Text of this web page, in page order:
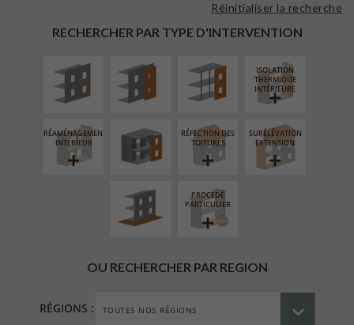
RECHERCHER PAR TYPE D'INTERVENTION
Réinitialiser la recherche
EXTÉRIEURE
FAÇADE SUR
LINÉAIRE
ISOLATION
THERMIQUE
INTÉRIEURE
RÉAMÉNAGEMENT
INTÉRIEUR
FERMETURE
LOGGIAS
RÉFECTION DES
TOITURES
SURÉLÉVATION
EXTENSION
AMÉNAGEMENT
EXTÉRIEUR
PROCÉDÉ
PARTICULIER
OU RECHERCHER PAR REGION
RÉGIONS :